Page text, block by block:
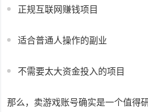
正规互联网赚钱项目
适合普通人操作的副业
不需要太大资金投入的项目
那么，卖游戏账号确实是一个值得